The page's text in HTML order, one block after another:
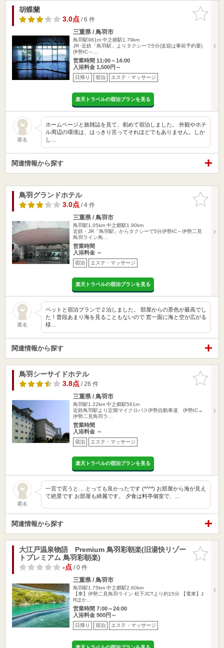
お気に入
りに追加
胡蝶蘭
3.0点/ 6 件
三重県 / 鳥羽市
鳥羽駅981m 中之郷駅1.79km
JR･近鉄「鳥羽駅」よりタクシーで5分(送迎は事前予約要)
伊勢IC～…
営業時間 11:00～14:00
入浴料金 1,500円～
日帰り 宿泊 エステ・マッサージ
楽天トラベルの宿泊プランを見る
匿名
ホームページと旅雑誌を見て、初めて宿泊しました。 外観やホテ
ル周辺の環境は、はっきり言ってそれほどでもありません。しか
し…
関連情報から探す
お気に入
りに追加
鳥羽グランドホテル
3.0点/ 4 件
三重県 / 鳥羽市
鳥羽駅1.05km 中之郷駅1.90km
近鉄・JR「鳥羽駅」からタクシーで5分伊勢IC～伊勢二見
鳥羽ライン鳥…
営業時間
入浴料金 ～
宿泊 エステ・マッサージ
楽天トラベルの宿泊プランを見る
匿名
ペットと宿泊プランで２泊しました。 部屋からの景色が最高でし
た！普段あまり海を見ることもないので 窓一面に海と空が広がる
様…
関連情報から探す
お気に入
りに追加
鳥羽シーサイドホテル
3.8点/ 26 件
三重県 / 鳥羽市
鳥羽駅1.22km 中之郷駅561m
近鉄鳥羽駅より定期マイクロバス伊勢自動車道 伊勢IC→
伊勢二見鳥羽ラ…
営業時間
入浴料金 ～
宿泊 エステ・マッサージ
楽天トラベルの宿泊プランを見る
匿名
一言で言うと… とっても良かったです (*^^*) お部屋から海が見え
て絶景です お部屋も綺麗です。 夕食は料亭個室で、…
関連情報から探す
お気に入
りに追加
大江戸温泉物語 Premium 鳥羽彩朝楽(旧湯快リゾー
トプレミアム 鳥羽彩朝楽)
-点/ 0 件
三重県 / 鳥羽市
鳥羽駅1.75km 中之郷駅2.60km
【車】伊勢二見鳥羽ライン 松下JCTより約15分 【電車】J
Rほか…
営業時間 7:00～24:00
入浴料金 900円～
日帰り 宿泊 エステ・マッサージ